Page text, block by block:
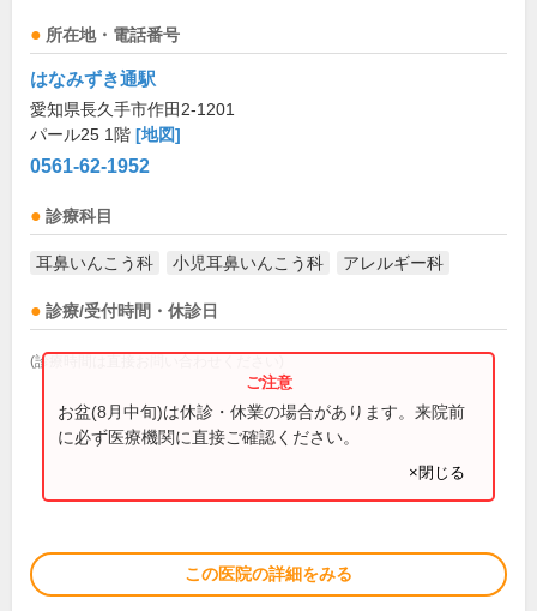
所在地・電話番号
はなみずき通駅
愛知県長久手市作田2-1201
パール25 1階 [地図]
0561-62-1952
診療科目
耳鼻いんこう科 小児耳鼻いんこう科 アレルギー科
診療/受付時間・休診日
(診療時間は直接お問い合わせください)
お盆(8月中旬)は休診・休業の場合があります。来院前
に必ず医療機関に直接ご確認ください。
×閉じる
この医院の詳細をみる